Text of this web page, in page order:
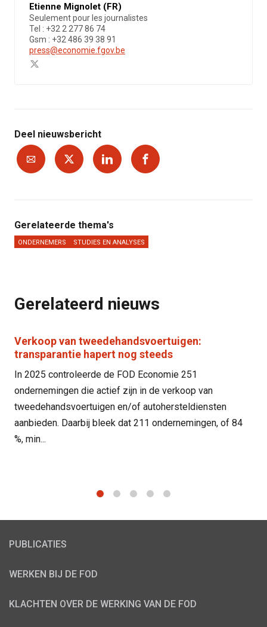
Etienne Mignolet (FR)
Seulement pour les journalistes
Tel : +32 2 277 86 74
Gsm : +32 486 39 38 91
press@economie.fgov.be
Deel nieuwsbericht
Gerelateerde thema's
ONDERNEMERS STUDIES EN ANALYSES
Gerelateerd nieuws
Verkoop van tweedehandsvoertuigen:
transparantie hapert nog steeds
In 2025 controleerde de FOD Economie 251
ondernemingen die actief zijn in de verkoop van
tweedehandsvoertuigen en/of autohersteldiensten
aanbieden. Daarbij bleek dat 211 ondernemingen, of 84
%, min...
PUBLICATIES
WERKEN BIJ DE FOD
KLACHTEN OVER DE WERKING VAN DE FOD